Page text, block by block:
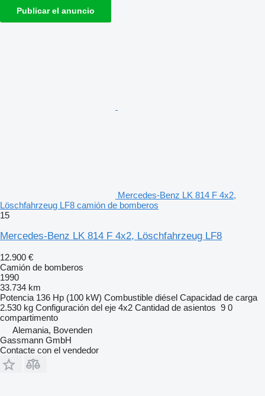
Publicar el anuncio
Mercedes-Benz LK 814 F 4x2,
Löschfahrzeug LF8 camión de bomberos
15
Mercedes-Benz LK 814 F 4x2, Löschfahrzeug LF8
12.900 €
Camión de bomberos
1990
33.734 km
Potencia 136 Hp (100 kW) Combustible diésel Capacidad de carga
2.530 kg Configuración del eje 4x2 Cantidad de asientos 9 0
compartimento
Alemania, Bovenden
Gassmann GmbH
Contacte con el vendedor